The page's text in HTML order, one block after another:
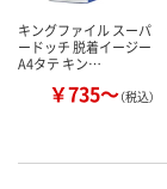
キングファイル スーパ
ードッチ 脱着イージー
A4タテ キン…
￥735～（税込）